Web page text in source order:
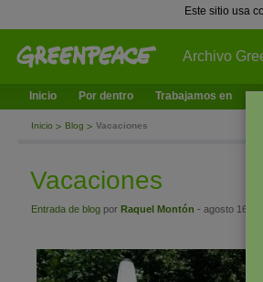
Este sitio usa
Archivo
Inicio Por dentro Trabajamos en
Inicio Blog Vacaciones
Vacaciones
Entrada de blog por Raquel Montón - agosto 16,